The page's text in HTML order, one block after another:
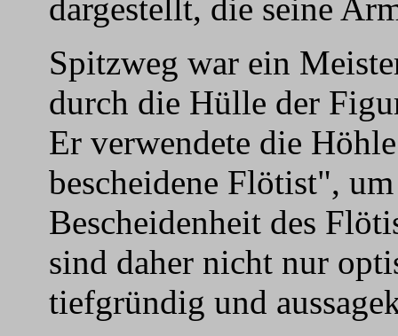
dargestellt, die seine
Spitzweg war ein
durch die Hülle der
Er verwendete die
bescheidene Flötist",
Bescheidenheit des
sind daher nicht nur
tiefgründig und